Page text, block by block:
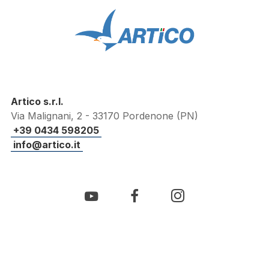
Artico s.r.l.
Via Malignani, 2 - 33170 Pordenone (PN)
+39 0434 598205
info@artico.it